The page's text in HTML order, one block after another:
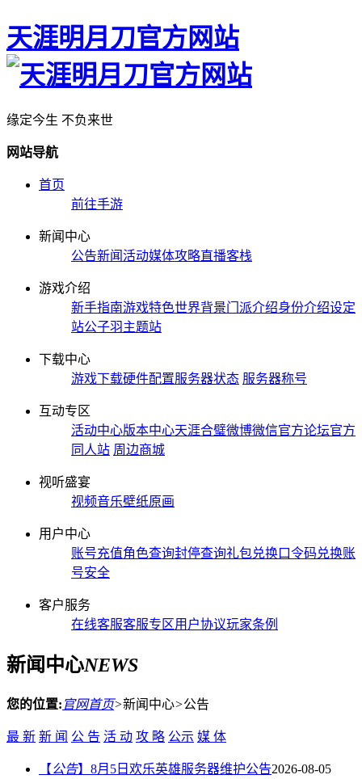
天涯明月刀官方网站
缘定今生 不负来世
网站导航
首页
前往手游
新闻中心
公告新闻活动媒体攻略直播客栈
游戏介绍
新手指南游戏特色世界背景门派介绍身份介绍设定
站公子羽主题站
下载中心
游戏下载硬件配置服务器状态 服务器称号
互动专区
活动中心版本中心天涯合璧微博微信官方论坛官方
同人站 周边商城
视听盛宴
视频音乐壁纸原画
用户中心
账号充值角色查询封停查询礼包兑换口令码兑换账
号安全
客户服务
在线客服客服专区用户协议玩家条例
新闻中心NEWS
您的位置: 官网首页>新闻中心>公告
最 新 新 闻 公 告 活 动 攻 略 公示 媒 体
【公告】 8月5日欢乐英雄服务器维护公告2026-08-05